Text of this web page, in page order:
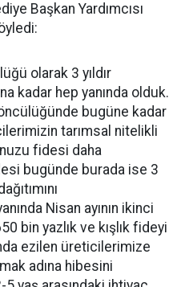
Başkan Yardımcısı
olarak 3 yıldır
kadar hep yanında olduk.
öncülüğünde bugüne kadar
tarımsal nitelikli
fidesi daha
bugünde burada ise 3
Nisan ayının ikinci
bin yazlık ve kışlık fideyi
ezilen üreticilerimize
adına hibesini